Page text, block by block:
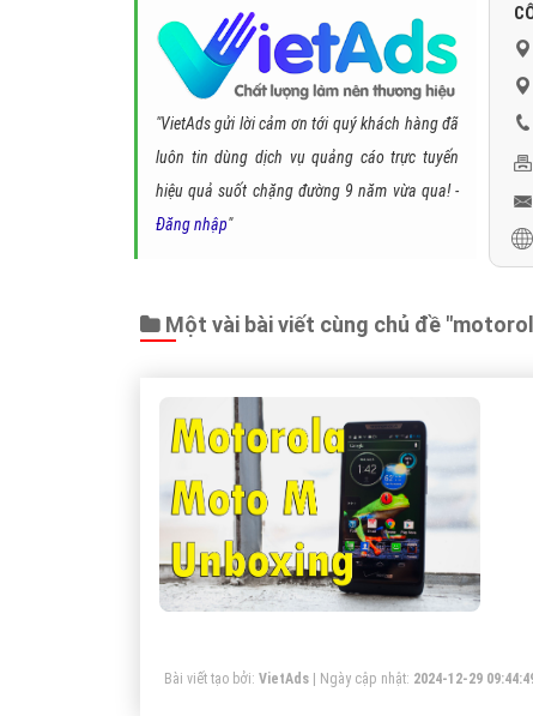
"VietAds gửi lời cảm ơn tới quý khách hàng đã
luôn tin dùng dịch vụ quảng cáo trực tuyến
hiệu quả suốt chặng đường 9 năm vừa qua! -
Đăng nhập"
Một vài bài viết cùng chủ đề
Bài viết tạo bởi: VietAds | Ngày cập nhật: 2024-12-29